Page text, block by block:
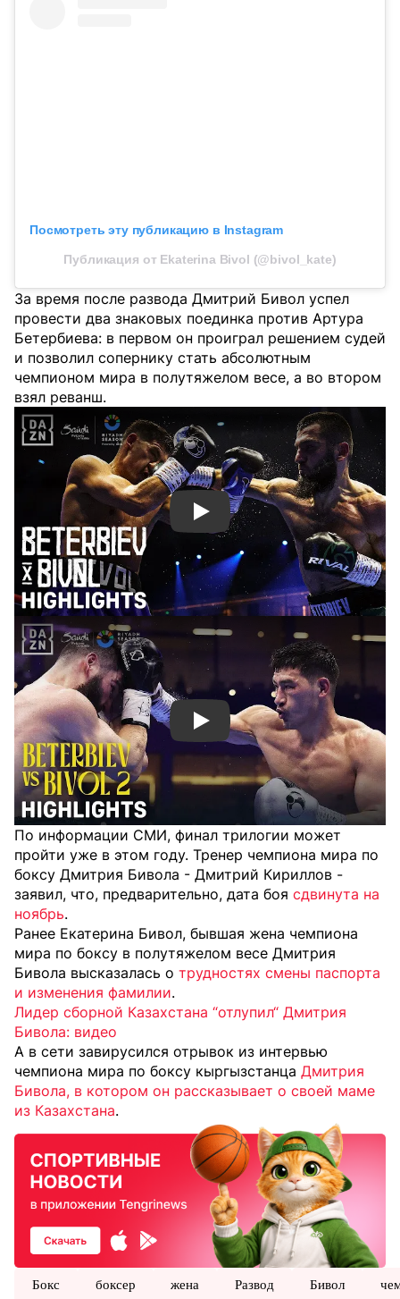
Посмотреть эту публикацию в Instagram
Публикация от Ekaterina Bivol (@bivol_kate)
За время после развода Дмитрий Бивол успел
провести два знаковых поединка против Артура
Бетербиева: в первом он проиграл решением судей
и позволил сопернику стать абсолютным
чемпионом мира в полутяжелом весе, а во втором
взял реванш.
Смотреть видео YouTube
Смотреть видео YouTube
По информации СМИ, финал трилогии может
пройти уже в этом году. Тренер чемпиона мира по
боксу Дмитрия Бивола - Дмитрий Кириллов -
заявил, что, предварительно, дата боя сдвинута на
ноябрь.
Ранее Екатерина Бивол, бывшая жена чемпиона
мира по боксу в полутяжелом весе Дмитрия
Бивола высказалась о трудностях смены паспорта
и изменения фамилии.
Лидер сборной Казахстана “отлупил“ Дмитрия
Бивола: видео
А в сети завирусился отрывок из интервью
чемпиона мира по боксу кыргызстанца Дмитрия
Бивола, в котором он рассказывает о своей маме
из Казахстана.
Бокс боксер жена Развод Бивол